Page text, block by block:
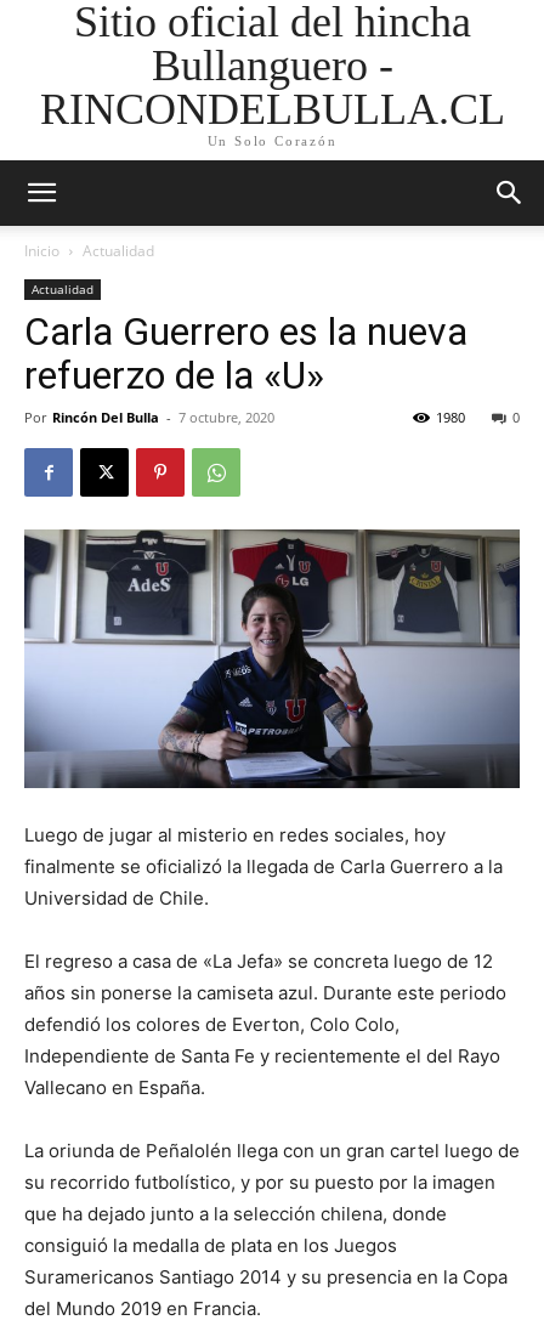
Sitio oficial del hincha
Bullanguero -
RINCONDELBULLA.CL
Un Solo Corazón
Inicio Actualidad
Actualidad
Carla Guerrero es la nueva
refuerzo de la «U»
Por Rincón Del Bulla - 7 octubre, 2020 0
1980
Luego de jugar al misterio en redes sociales, hoy
finalmente se oficializó la llegada de Carla Guerrero a la
Universidad de Chile.
El regreso a casa de «La Jefa» se concreta luego de 12
años sin ponerse la camiseta azul. Durante este periodo
defendió los colores de Everton, Colo Colo,
Independiente de Santa Fe y recientemente el del Rayo
Vallecano en España.
La oriunda de Peñalolén llega con un gran cartel luego de
su recorrido futbolístico, y por su puesto por la imagen
que ha dejado junto a la selección chilena, donde
consiguió la medalla de plata en los Juegos
Suramericanos Santiago 2014 y su presencia en la Copa
del Mundo 2019 en Francia.